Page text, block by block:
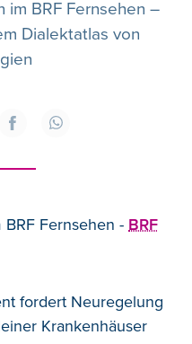
im BRF Fernsehen –
Dialektatlas von
Fernsehen - BRF
fordert Neuregelung
Krankenhäuser